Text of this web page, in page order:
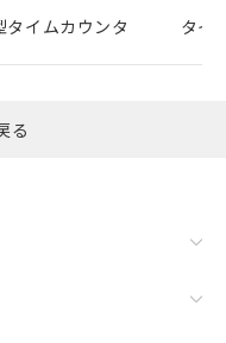
タイムカウンタ タイ
る
、